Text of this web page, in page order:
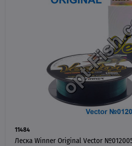
11484
Леска Winner Original Vector